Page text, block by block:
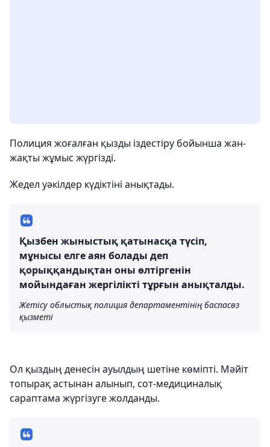
Полиция жоғалған қызды іздестіру бойынша жан-
жақты жұмыс жүргізді.
Жедел уәкілдер күдіктіні анықтады.
Қызбен жыныстық қатынасқа түсіп,
мұнысы елге аян болады деп
қорыққандықтан оны өлтіргенін
мойындаған жергілікті тұрғын анықталды.
Жетісу облыстық полиция департаментінің баспасөз
қызметі
Ол қыздың денесін ауылдың шетіне көміпті. Мәйіт
топырақ астынан алынып, сот-медициналық
сараптама жүргізуге жолданды.